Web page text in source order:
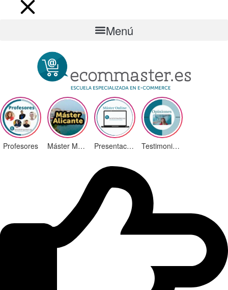
Menú
Profesores Máster Marketing Digital en Alicante Presentación ¡Nuevas Ediciones! Testimonios Alumnos